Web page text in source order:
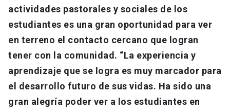
actividades pastorales y sociales de los
estudiantes es una gran oportunidad para ver
en terreno el contacto cercano que logran
tener con la comunidad. “La experiencia y
aprendizaje que se logra es muy marcador para
el desarrollo futuro de sus vidas. Ha sido una
gran alegría poder ver a los estudiantes en